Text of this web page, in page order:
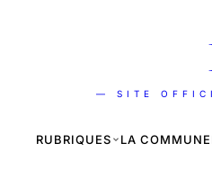
— SITE
RUBRIQUES LA COMMUNE